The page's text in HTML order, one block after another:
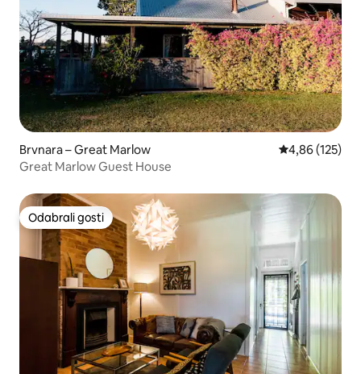
Brvnara – Great Marlow Prosječna
4,86 (125)
Great Marlow Guest House
Odabrali gosti
Odabrali gosti